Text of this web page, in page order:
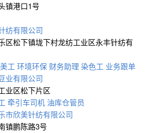
镇港口1号
纺有限公司
区松下镇垅下村龙纺工业区永丰针纺有
美工 环境环保 财务助理 染色工 业务跟单
业有限公司
业区松下片区
牵引车司机 油库仓管员
市欣美针纺有限公司
镇鹏陈路3号